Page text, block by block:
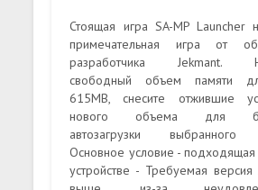
Стоящая игра SA-MP
примечательная игра от
разработчика Jekmant.
свободный объем памяти
615MB, снесите отжившие
нового объема для
автозагрузки выбранного
Основное условие -
устройстве - Требуемая